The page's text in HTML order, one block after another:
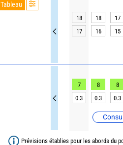
Tableau
18 18 17
17
16 15
7 8 8
0.3
0.3 0.3
Prévisions établies pour les abords du